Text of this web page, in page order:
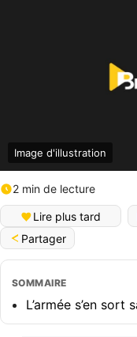
Image d'illustration
2 min de lecture
Lire plus tard
Partager
SOMMAIRE
L’armée s’en sort